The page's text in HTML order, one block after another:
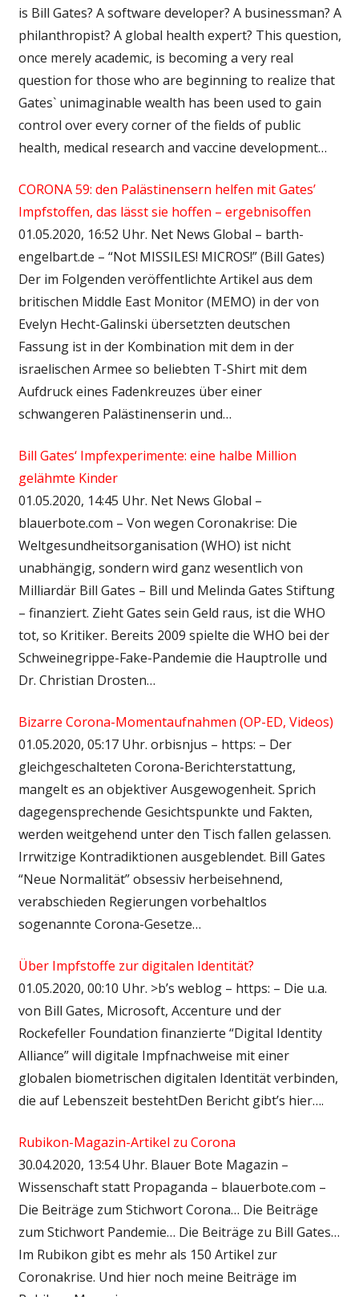
is Bill Gates? A software developer? A businessman? A
philanthropist? A global health expert? This question,
once merely academic, is becoming a very real
question for those who are beginning to realize that
Gates` unimaginable wealth has been used to gain
control over every corner of the fields of public
health, medical research and vaccine development…
CORONA 59: den Palästinensern helfen mit Gates’
Impfstoffen, das lässt sie hoffen – ergebnisoffen
01.05.2020, 16:52 Uhr. Net News Global – barth-
engelbart.de – “Not MISSILES! MICROS!” (Bill Gates)
Der im Folgenden veröffentlichte Artikel aus dem
britischen Middle East Monitor (MEMO) in der von
Evelyn Hecht-Galinski übersetzten deutschen
Fassung ist in der Kombination mit dem in der
israelischen Armee so beliebten T-Shirt mit dem
Aufdruck eines Fadenkreuzes über einer
schwangeren Palästinenserin und…
Bill Gates‘ Impfexperimente: eine halbe Million
gelähmte Kinder
01.05.2020, 14:45 Uhr. Net News Global –
blauerbote.com – Von wegen Coronakrise: Die
Weltgesundheitsorganisation (WHO) ist nicht
unabhängig, sondern wird ganz wesentlich von
Milliardär Bill Gates – Bill und Melinda Gates Stiftung
– finanziert. Zieht Gates sein Geld raus, ist die WHO
tot, so Kritiker. Bereits 2009 spielte die WHO bei der
Schweinegrippe-Fake-Pandemie die Hauptrolle und
Dr. Christian Drosten…
Bizarre Corona-Momentaufnahmen (OP-ED, Videos)
01.05.2020, 05:17 Uhr. orbisnjus – https: – Der
gleichgeschalteten Corona-Berichterstattung,
mangelt es an objektiver Ausgewogenheit. Sprich
dagegensprechende Gesichtspunkte und Fakten,
werden weitgehend unter den Tisch fallen gelassen.
Irrwitzige Kontradiktionen ausgeblendet. Bill Gates
“Neue Normalität” obsessiv herbeisehnend,
verabschieden Regierungen vorbehaltlos
sogenannte Corona-Gesetze…
Über Impfstoffe zur digitalen Identität?
01.05.2020, 00:10 Uhr. >b’s weblog – https: – Die u.a.
von Bill Gates, Microsoft, Accenture und der
Rockefeller Foundation finanzierte “Digital Identity
Alliance” will digitale Impfnachweise mit einer
globalen biometrischen digitalen Identität verbinden,
die auf Lebenszeit bestehtDen Bericht gibt’s hier….
Rubikon-Magazin-Artikel zu Corona
30.04.2020, 13:54 Uhr. Blauer Bote Magazin –
Wissenschaft statt Propaganda – blauerbote.com –
Die Beiträge zum Stichwort Corona… Die Beiträge
zum Stichwort Pandemie… Die Beiträge zu Bill Gates…
Im Rubikon gibt es mehr als 150 Artikel zur
Coronakrise. Und hier noch meine Beiträge im